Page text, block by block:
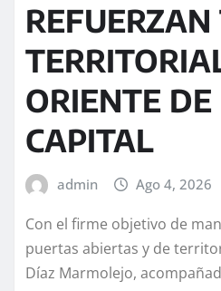
REFUERZAN
ORIENTE
CAPITAL
admin Ago 4, 2026
Con el firme objetivo de
puertas abiertas y de
Díaz Marmolejo,